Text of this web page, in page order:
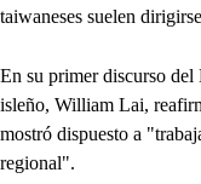
taiwaneses suelen
En su primer discurso
isleño, William Lai,
mostró dispuesto a
regional".